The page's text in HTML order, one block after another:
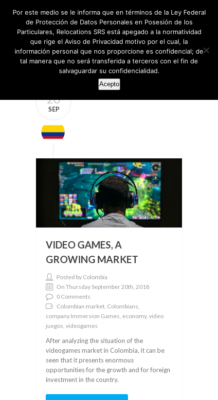
20
SEP
VIDEO GAMES, A
GROWING MARKET
Posted by Colombia
On Thursday September 20th, 2018
0 Comments
Colombian market, Colombians,
company Immersion Games, economy, video
juegos, videogames
After analyzing the situation of the
videogames market in Colombia, it can be
seen that it presents enormous
opportunities for the growth and for foreign
investment in the country.
Por este medio se le informa que en términos de la Ley Federal
de Protección de Datos Personales en Posesión de los
Particulares, Relocations SRS está apegado a la normatividad
que rige el Aviso de Privacidad motivo por el cual, la
información personal que nos proporcione es confidencial; de
tal manera que no será transferida a terceros con el fin de
salvaguardar su confidencialidad.
Acepto